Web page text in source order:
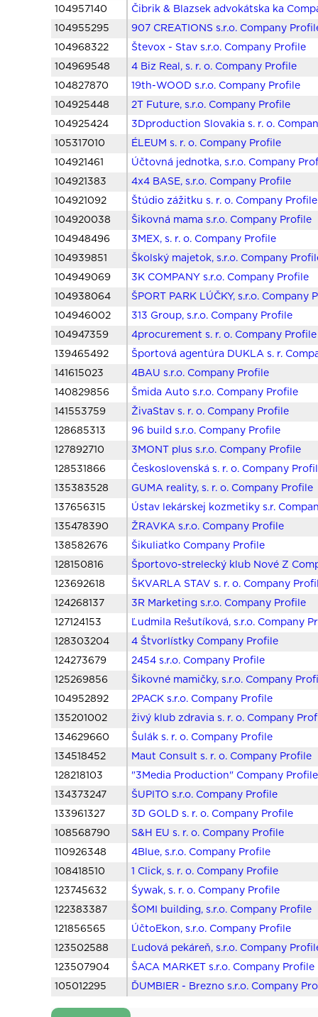
104957140
Čibrik & Blazsek advokátska ka
104955295
907 CREATIONS s.r.o. Company
104968322
Števox - Stav s.r.o. Company Profile
104969548
4 Biz Real, s. r. o. Company Profile
104827870
19th-WOOD s.r.o. Company Profile
104925448
2T Future, s.r.o. Company Profile
104925424
3Dproduction Slovakia s. r. o.
105317010
ÉLEUM s. r. o. Company Profile
104921461
Účtovná jednotka, s.r.o. Company
104921383
4x4 BASE, s.r.o. Company Profile
104921092
Štúdio zážitku s. r. o. Company Profile
104920038
Šikovná mama s.r.o. Company Profile
104948496
3MEX, s. r. o. Company Profile
104939851
Školský majetok, s.r.o. Company
104949069
3K COMPANY s.r.o. Company Profile
104938064
ŠPORT PARK LÚČKY, s.r.o. Company
104946002
313 Group, s.r.o. Company Profile
104947359
4procurement s. r. o. Company Profile
139465492
Športová agentúra DUKLA s. r.
141615023
4BAU s.r.o. Company Profile
140829856
Šmida Auto s.r.o. Company Profile
141553759
ŽivaStav s. r. o. Company Profile
128685313
96 build s.r.o. Company Profile
127892710
3MONT plus s.r.o. Company Profile
128531866
Československá s. r. o. Company
135383528
GUMA reality, s. r. o. Company Profile
137656315
Ústav lekárskej kozmetiky s.r.
135478390
ŽRAVKA s.r.o. Company Profile
138582676
Šikuliatko Company Profile
128150816
Športovo-strelecký klub Nové Z
123692618
ŠKVARLA STAV s. r. o. Company
124268137
3R Marketing s.r.o. Company Profile
127124153
Ľudmila Rešutíková, s.r.o. Company
128303204
4 Štvorlístky Company Profile
124273679
2454 s.r.o. Company Profile
125269856
Šikovné mamičky, s.r.o. Company
104952892
2PACK s.r.o. Company Profile
135201002
živý klub zdravia s. r. o. Company
134629660
Šulák s. r. o. Company Profile
134518452
Maut Consult s. r. o. Company Profile
128218103
"3Media Production" Company Profile
134373247
ŠUPITO s.r.o. Company Profile
133961327
3D GOLD s. r. o. Company Profile
108568790
S&H EU s. r. o. Company Profile
110926348
4Blue, s.r.o. Company Profile
108418510
1 Click, s. r. o. Company Profile
123745632
Śywak, s. r. o. Company Profile
122383387
ŠOMI building, s.r.o. Company Profile
121856565
ÚčtoEkon, s.r.o. Company Profile
123502588
Ľudová pekáreň, s.r.o. Company
123507904
ŠACA MARKET s.r.o. Company Profile
105012295
ĎUMBIER - Brezno s.r.o. Company